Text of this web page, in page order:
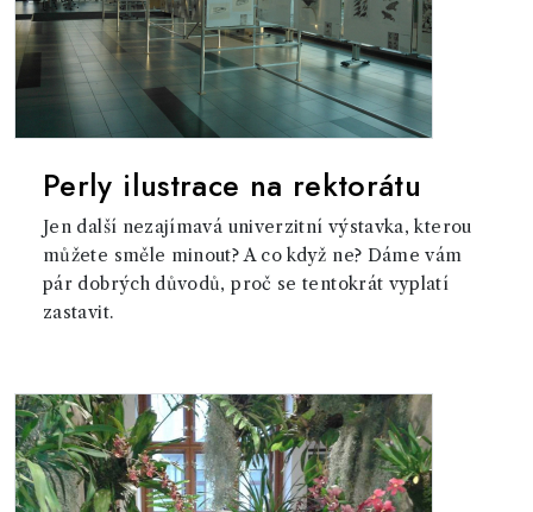
Perly ilustrace na rektorátu
Jen další nezajímavá univerzitní výstavka, kterou
můžete směle minout? A co když ne? Dáme vám
pár dobrých důvodů, proč se tentokrát vyplatí
zastavit.